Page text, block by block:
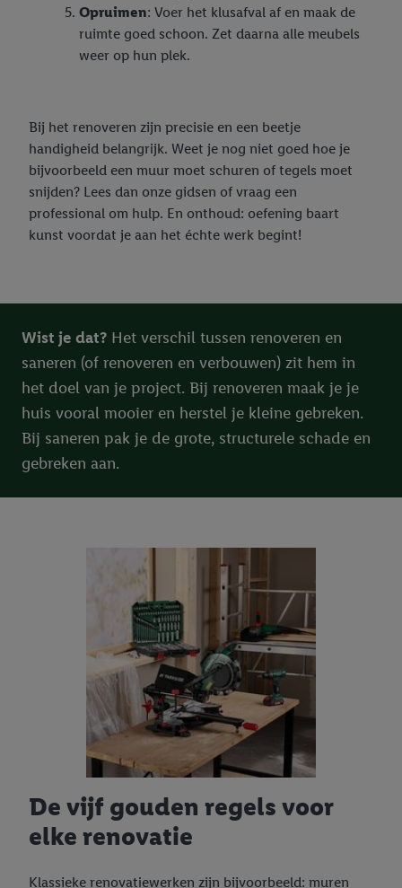
Opruimen: Voer het klusafval af en maak de
ruimte goed schoon. Zet daarna alle meubels
weer op hun plek.
Bij het renoveren zijn precisie en een beetje
handigheid belangrijk. Weet je nog niet goed hoe je
bijvoorbeeld een muur moet schuren of tegels moet
snijden? Lees dan onze gidsen of vraag een
professional om hulp. En onthoud: oefening baart
kunst voordat je aan het échte werk begint!
Wist je dat? Het verschil tussen renoveren en
saneren (of renoveren en verbouwen) zit hem in
het doel van je project. Bij renoveren maak je je
huis vooral mooier en herstel je kleine gebreken.
Bij saneren pak je de grote, structurele schade en
gebreken aan.
De vijf gouden regels voor
elke renovatie
Klassieke renovatiewerken zijn bijvoorbeeld: muren